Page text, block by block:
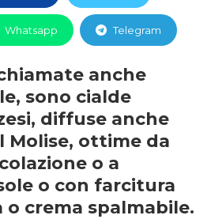
Whatsapp Telegram
anche
sono cialde
diffuse anche
Molise, ottime da
o a
o con farcitura
crema spalmabile.